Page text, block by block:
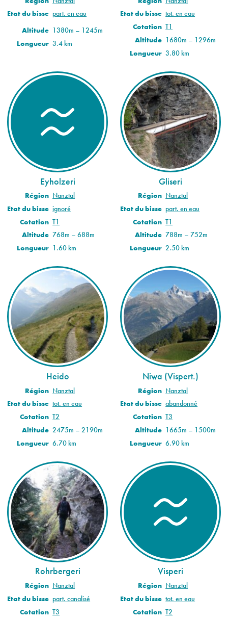
Etat du bisse part. en eau
Altitude 1380m – 1245m
Longueur 3.4 km
Etat du bisse tot. en eau
Cotation T1
Altitude 1680m – 1296m
Longueur 3.80 km
Eyholzeri
Région Nanztal
Etat du bisse ignoré
Cotation T1
Altitude 768m – 688m
Longueur 1.60 km
Gliseri
Région Nanztal
Etat du bisse part. en eau
Cotation T1
Altitude 788m – 752m
Longueur 2.50 km
Heido
Région Nanztal
Etat du bisse tot. en eau
Cotation T2
Altitude 2475m – 2190m
Longueur 6.70 km
Niwa (Vispert.)
Région Nanztal
Etat du bisse abandonné
Cotation T3
Altitude 1665m – 1500m
Longueur 6.90 km
Rohrbergeri
Région Nanztal
Etat du bisse part. canalisé
Cotation T3
Visperi
Région Nanztal
Etat du bisse tot. en eau
Cotation T2